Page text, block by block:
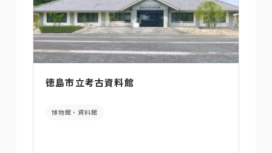
徳島市立考古資料館
博物館・資料館